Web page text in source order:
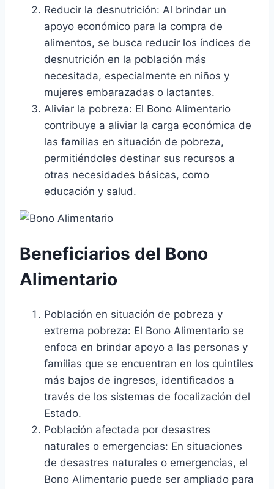
Reducir la desnutrición: Al brindar un
apoyo económico para la compra de
alimentos, se busca reducir los índices de
desnutrición en la población más
necesitada, especialmente en niños y
mujeres embarazadas o lactantes.
Aliviar la pobreza: El Bono Alimentario
contribuye a aliviar la carga económica de
las familias en situación de pobreza,
permitiéndoles destinar sus recursos a
otras necesidades básicas, como
educación y salud.
Beneficiarios del Bono
Alimentario
Población en situación de pobreza y
extrema pobreza: El Bono Alimentario se
enfoca en brindar apoyo a las personas y
familias que se encuentran en los quintiles
más bajos de ingresos, identificados a
través de los sistemas de focalización del
Estado.
Población afectada por desastres
naturales o emergencias: En situaciones
de desastres naturales o emergencias, el
Bono Alimentario puede ser ampliado para